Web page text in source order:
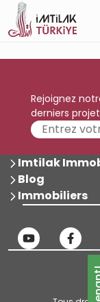
Rejoignez
derniers
Imtilak
Blog
Immobiliers